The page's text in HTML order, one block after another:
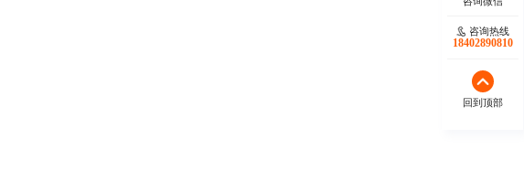
咨询热线
18402890810
回到顶部